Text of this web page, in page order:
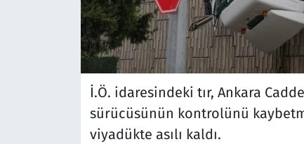
İ.Ö. idaresindeki tır, Ankara
sürücüsünün kontrolünü
viyadükte asılı kaldı.